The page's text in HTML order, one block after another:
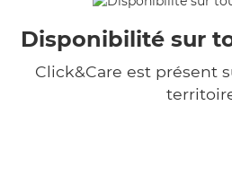
Disponibilité sur
Click&Care est présent